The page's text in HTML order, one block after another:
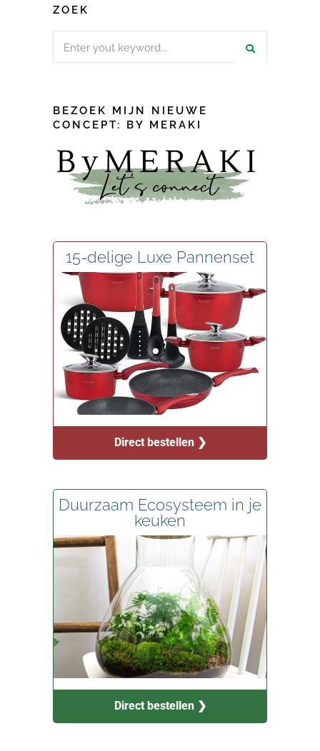
ZOEK
BEZOEK MIJN NIEUWE
CONCEPT: BY MERAKI
15-delige Luxe Pannenset
Direct bestellen ❯
Duurzaam Ecosysteem in je
keuken
Direct bestellen ❯